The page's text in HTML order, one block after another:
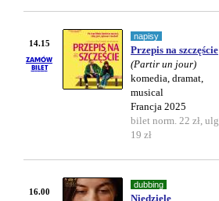
14.15
napisy
Przepis na szczęście
(Partir un jour)
komedia, dramat,
musical
Francja 2025
bilet norm. 22 zł, ulg.
19 zł
16.00
dubbing
Niedziele